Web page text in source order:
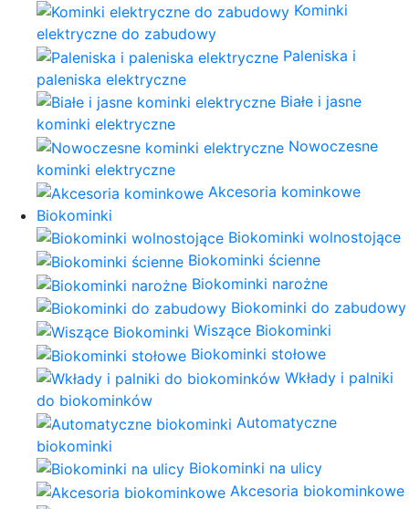
Kominki
elektryczne do zabudowy
Paleniska i
paleniska elektryczne
Białe i jasne
kominki elektryczne
Nowoczesne
kominki elektryczne
Akcesoria kominkowe
Biokominki
Biokominki wolnostojące
Biokominki ścienne
Biokominki narożne
Biokominki do zabudowy
Wiszące Biokominki
Biokominki stołowe
Wkłady i palniki
do biokominków
Automatyczne
biokominki
Biokominki na ulicy
Akcesoria biokominkowe